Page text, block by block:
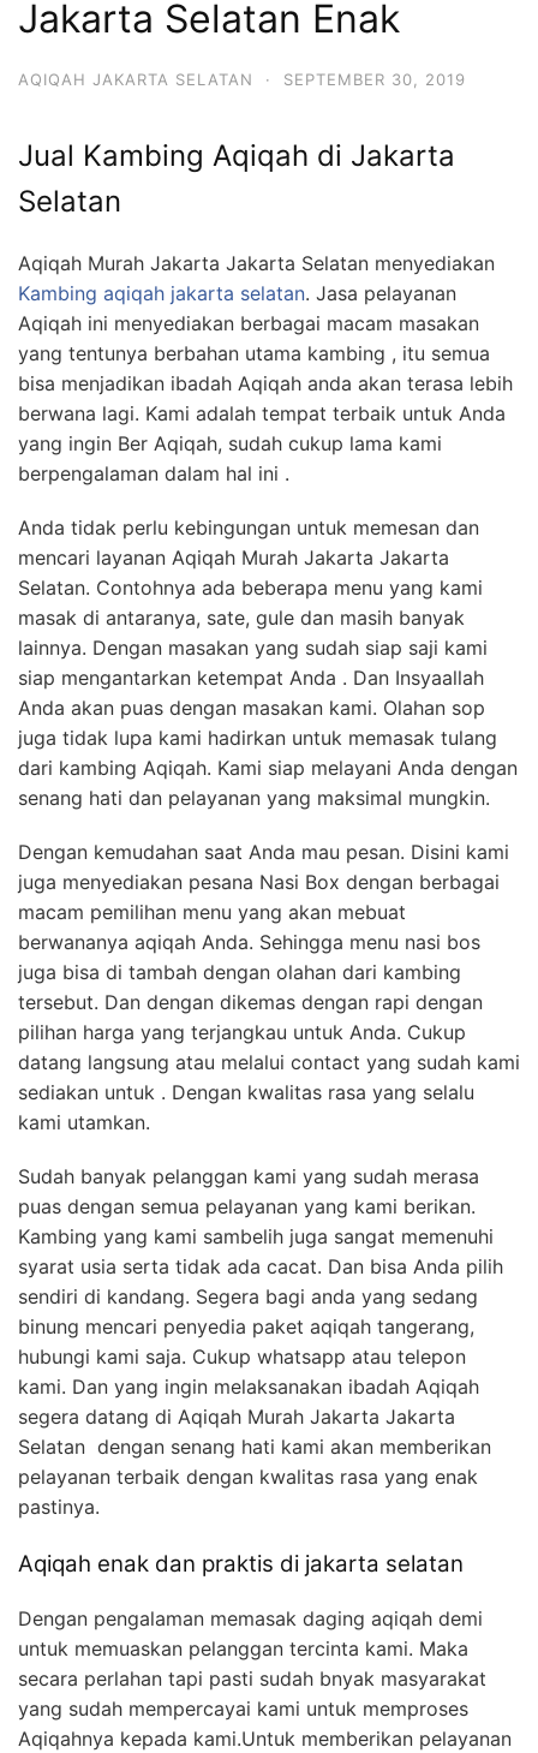
6713
Jakarta Selatan Enak
AQIQAH JAKARTA SELATAN · SEPTEMBER 30, 2019
Jual Kambing Aqiqah di Jakarta
Selatan
Aqiqah Murah Jakarta Jakarta Selatan menyediakan
Kambing aqiqah jakarta selatan. Jasa pelayanan
Aqiqah ini menyediakan berbagai macam masakan
yang tentunya berbahan utama kambing , itu semua
bisa menjadikan ibadah Aqiqah anda akan terasa lebih
berwana lagi. Kami adalah tempat terbaik untuk Anda
yang ingin Ber Aqiqah, sudah cukup lama kami
berpengalaman dalam hal ini .
Anda tidak perlu kebingungan untuk memesan dan
mencari layanan Aqiqah Murah Jakarta Jakarta
Selatan. Contohnya ada beberapa menu yang kami
masak di antaranya, sate, gule dan masih banyak
lainnya. Dengan masakan yang sudah siap saji kami
siap mengantarkan ketempat Anda . Dan Insyaallah
Anda akan puas dengan masakan kami. Olahan sop
juga tidak lupa kami hadirkan untuk memasak tulang
dari kambing Aqiqah. Kami siap melayani Anda dengan
senang hati dan pelayanan yang maksimal mungkin.
Dengan kemudahan saat Anda mau pesan. Disini kami
juga menyediakan pesana Nasi Box dengan berbagai
macam pemilihan menu yang akan mebuat
berwananya aqiqah Anda. Sehingga menu nasi bos
juga bisa di tambah dengan olahan dari kambing
tersebut. Dan dengan dikemas dengan rapi dengan
pilihan harga yang terjangkau untuk Anda. Cukup
datang langsung atau melalui contact yang sudah kami
sediakan untuk . Dengan kwalitas rasa yang selalu
kami utamkan.
Sudah banyak pelanggan kami yang sudah merasa
puas dengan semua pelayanan yang kami berikan.
Kambing yang kami sambelih juga sangat memenuhi
syarat usia serta tidak ada cacat. Dan bisa Anda pilih
sendiri di kandang. Segera bagi anda yang sedang
binung mencari penyedia paket aqiqah tangerang,
hubungi kami saja. Cukup whatsapp atau telepon
kami. Dan yang ingin melaksanakan ibadah Aqiqah
segera datang di Aqiqah Murah Jakarta Jakarta
Selatan dengan senang hati kami akan memberikan
pelayanan terbaik dengan kwalitas rasa yang enak
pastinya.
Aqiqah enak dan praktis di jakarta selatan
Dengan pengalaman memasak daging aqiqah demi
untuk memuaskan pelanggan tercinta kami. Maka
secara perlahan tapi pasti sudah bnyak masyarakat
yang sudah mempercayai kami untuk memproses
Aqiqahnya kepada kami.Untuk memberikan pelayanan